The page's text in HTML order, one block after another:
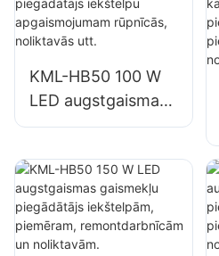
apgaismojumam
rūpnīcās,
KML-HB50 100 W
LED augstgaismas
gaismekļu
iekštelpu
apgaismojumam
rūpnīcās,
noliktavās utt.